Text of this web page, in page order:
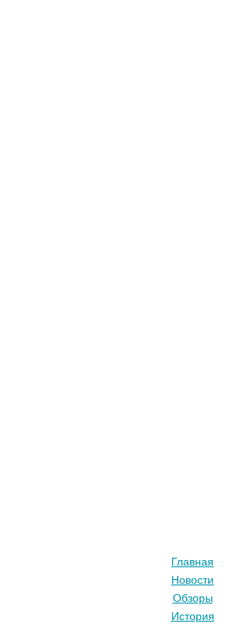
Главная
Новости
Обзоры
История